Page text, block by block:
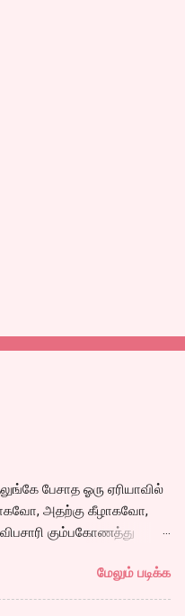
பேசாத ஓரு ஏரியாவில்
அதற்கு கீழாகவோ,
கும்பகோணத்து
வாழ்கை எப்படி
நல்ல லைனை , சங்கீதா
மேலும் படிக்க